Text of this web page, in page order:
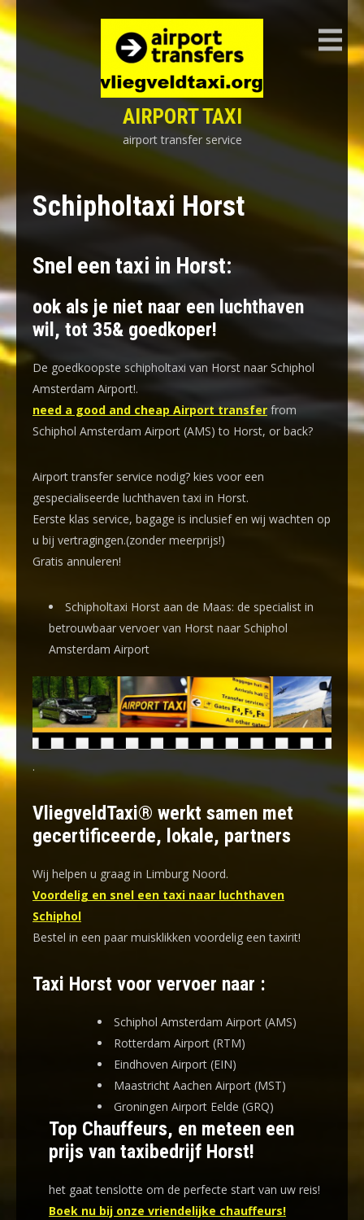
Skip
to
AIRPORT TAXI
airport transfer service
Schipholtaxi Horst
Snel een taxi in Horst:
ook als je niet naar een luchthaven
wil, tot 35& goedkoper!
De goedkoopste schipholtaxi van Horst naar Schiphol
Amsterdam Airport!.
need a good and cheap Airport transfer from
Schiphol Amsterdam Airport (AMS) to Horst, or back?
Airport transfer service nodig? kies voor een
gespecialiseerde luchthaven taxi in Horst.
Eerste klas service, bagage is inclusief en wij wachten op
u bij vertragingen.(zonder meerprijs!)
Gratis annuleren!
Schipholtaxi Horst aan de Maas: de specialist in
betrouwbaar vervoer van Horst naar Schiphol
Amsterdam Airport
.
VliegveldTaxi® werkt samen met
gecertificeerde, lokale, partners
Wij helpen u graag in Limburg Noord.
Voordelig en snel een taxi naar luchthaven
Schiphol
Bestel in een paar muisklikken voordelig een taxirit!
Taxi Horst voor vervoer naar :
Schiphol Amsterdam Airport (AMS)
Rotterdam Airport (RTM)
Eindhoven Airport (EIN)
Maastricht Aachen Airport (MST)
Groningen Airport Eelde (GRQ)
Top Chauffeurs, en meteen een
prijs van taxibedrijf Horst!
het gaat tenslotte om de perfecte start van uw reis!
Boek nu bij onze vriendelijke chauffeurs!